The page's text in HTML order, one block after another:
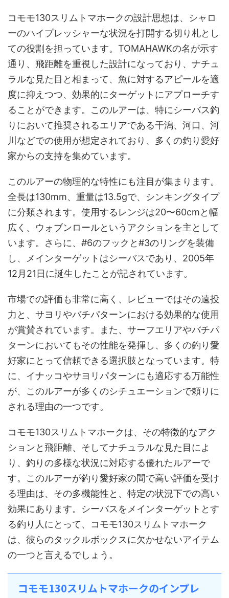
コモモ130スリムトマホークの設計思想は、シャロ
ーのハイプレッシャーな状況を打開する切り札とし
ての役割を担っています。TOMAHAWKの名が示す
通り、飛距離を重視した設計になっており、ナチュ
ラルな見た目と相まって、魚に対するアピールを適
度に抑えつつ、効果的にターゲットにアプローチす
ることができます。このルアーは、特にシーバス釣
りにおいて推奨されるエリアである干潟、河口、河
川などでの使用が想定されており、多くの釣り愛好
家からの支持を集めています。
このルアーの物理的な特性にも注目が集まります。
全長は130mm、重量は13.5gで、シンキングタイプ
に分類されます。使用するレンジは20〜60cmと幅
広く、ウォブンロールというアクションを主として
います。さらに、#6のフックと#3のリングを装備
し、メインターゲットはシーバスであり、2005年
12月21日に誕生したことが記されています。
市場での評価も非常に高く、レビューではその遠投
力と、サヨリやバチパターンにおける効果的な使用
が賞賛されています。また、サーフエリアやバチパ
ターンにおいてもその性能を発揮し、多くの釣り愛
好家にとって信頼できる選択肢となっています。特
に、イナッコやサヨリパターンにも適応する万能性
が、このルアーが多くのシチュエーションで頼りに
される理由の一つです。
コモモ130スリムトマホークは、その特徴的なアク
ションと飛距離、そしてナチュラルな見た目によ
り、釣りの多様な状況に対応する優れたルアーで
す。このルアーが釣り愛好家の間で高い評価を受け
る理由は、その多機能性と、特定の状況下での高い
効果にあります。シーバスをメインターゲットとす
る釣り人にとって、コモモ130スリムトマホーク
は、彼らのタックルボックスに欠かせないアイテム
の一つと言えるでしょう。
コモモ130スリムトマホークのインプレ